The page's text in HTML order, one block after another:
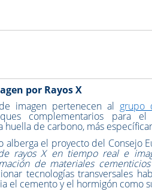
por Rayos X
imagen pertenecen al grupo
complementarios para
huella de carbono, más
alberga el proyecto del Consejo
rayos X en tiempo real e
de materiales
tecnologías transversales
el cemento y el hormigón como